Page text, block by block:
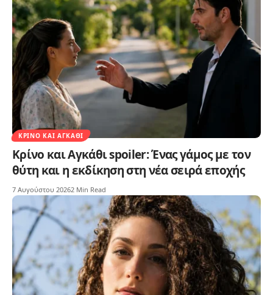
ΚΡΊΝΟ ΚΑΙ ΑΓΚΆΘΙ
Κρίνο και Αγκάθι spoiler: Ένας γάμος με τον
θύτη και η εκδίκηση στη νέα σειρά εποχής
7 Αυγούστου 20262 Min Read